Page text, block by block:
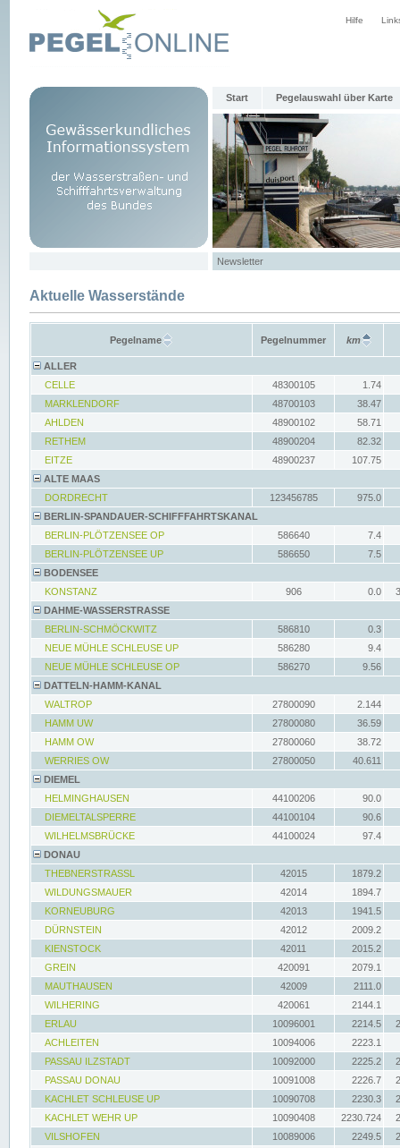
Hilfe
Start Pegelauswahl über Karte
Newsletter
Aktuelle Wasserstände
Pegelname Pegelnummer km
ALLER
CELLE
48300105
1.74
MARKLENDORF
48700103
38.47
AHLDEN
48900102
58.71
RETHEM
48900204
82.32
EITZE
48900237
107.75
ALTE MAAS
DORDRECHT
123456785
975.0
BERLIN-SPANDAUER-SCHIFFFAHRTSKANAL
BERLIN-PLÖTZENSEE OP
586640
7.4
BERLIN-PLÖTZENSEE UP
586650
7.5
BODENSEE
KONSTANZ
906 0.0
DAHME-WASSERSTRASSE
BERLIN-SCHMÖCKWITZ
586810
0.3
NEUE MÜHLE SCHLEUSE UP
586280
9.4
NEUE MÜHLE SCHLEUSE OP
586270
9.56
DATTELN-HAMM-KANAL
WALTROP
27800090
2.144
HAMM UW
27800080
36.59
HAMM OW
27800060
38.72
WERRIES OW
27800050
40.611
DIEMEL
HELMINGHAUSEN
44100206
90.0
DIEMELTALSPERRE
44100104
90.6
WILHELMSBRÜCKE
44100024
97.4
DONAU
THEBNERSTRASSL
42015
1879.2
WILDUNGSMAUER
42014
1894.7
KORNEUBURG
42013
1941.5
DÜRNSTEIN
42012
2009.2
KIENSTOCK
42011
2015.2
GREIN
420091
2079.1
MAUTHAUSEN
42009
2111.0
WILHERING
420061
2144.1
ERLAU
10096001 2214.5
ACHLEITEN
10094006
2223.1
PASSAU ILZSTADT
10092000 2225.2
PASSAU DONAU
10091008 2226.7
KACHLET SCHLEUSE UP
10090708 2230.3
KACHLET WEHR UP
10090408 2230.724
VILSHOFEN
10089006 2249.5